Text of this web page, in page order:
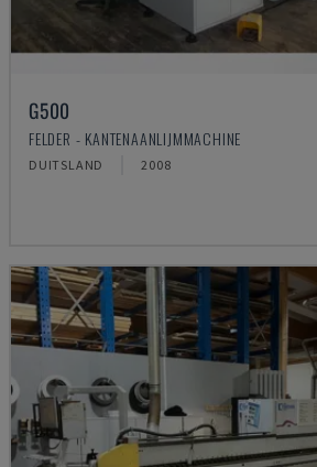
G500
FELDER - KANTENAANLIJMMACHINE
DUITSLAND 2008